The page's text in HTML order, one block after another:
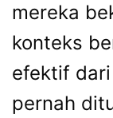
mereka
konteks
efektif dari
pernah